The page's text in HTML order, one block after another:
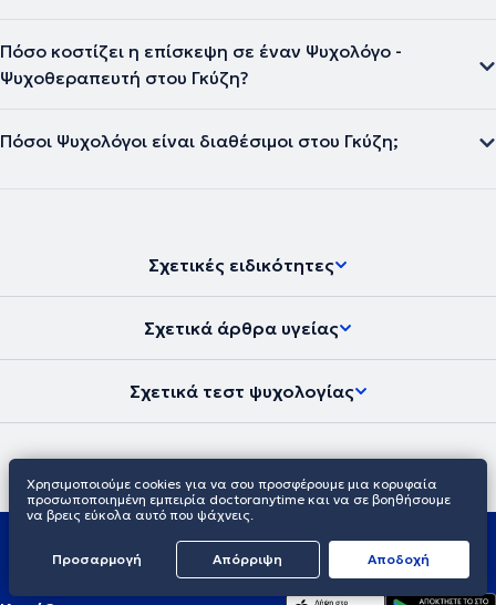
Πόσο κοστίζει η επίσκεψη σε έναν Ψυχολόγο -
Ψυχοθεραπευτή στου Γκύζη?
Πόσοι Ψυχολόγοι είναι διαθέσιμοι στου Γκύζη;
Σχετικές ειδικότητες
Σχετικά άρθρα υγείας
Σχετικά τεστ ψυχολογίας
Χρησιμοποιούμε cookies για να σου προσφέρουμε μια κορυφαία
προσωποποιημένη εμπειρία doctoranytime και να σε βοηθήσουμε
να βρεις εύκολα αυτό που ψάχνεις.
Προσαρμογή Απόρριψη Aποδοχή